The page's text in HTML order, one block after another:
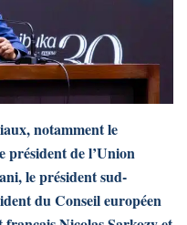
notamment le
président de l’Union
le président sud-
du Conseil européen